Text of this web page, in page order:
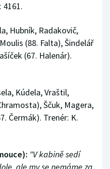
4161.
Hubník, Radakovič,
(88. Falta), Šindelář
(67. Halenár).
Kúdela, Vraštil,
Ščuk, Magera,
Čermák). Trenér: K.
"V kabině sedí